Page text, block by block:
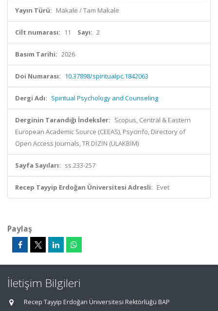
Yayın Türü: Makale / Tam Makale
Cilt numarası: 11 Sayı: 2
Basım Tarihi: 2026
Doi Numarası: 10.37898/spiritualpc.1842063
Dergi Adı: Spiritual Psychology and Counseling
Derginin Tarandığı İndeksler: Scopus, Central & Eastern
European Academic Source (CEEAS), Psycinfo, Directory of
Open Access Journals, TR DİZİN (ULAKBİM)
Sayfa Sayıları: ss.233-257
Recep Tayyip Erdoğan Üniversitesi Adresli: Evet
Paylaş
İletişim Bilgileri
Recep Tayyip Erdoğan Üniversitesi Rektörlüğü BAP